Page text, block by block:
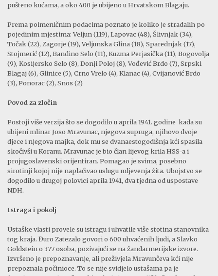
pušteno kućama, a oko 400 je ubijeno u Hrvatskom Blagaju.
Prema poimeničnim podacima poznato je koliko je stradalih po
pojedinim mjestima: Veljun (119), Lapovac (48), Šlivnjak (34),
Točak (22), Zagorje (19), Veljunska Glina (18), Sparednjak (17),
Stojmerić (12), Bandino Selo (11), Kuzma Perjasička (11), Bogovolja
(9), Kosijersko Selo (8), Donji Poloj (8), Vođević Brdo (7), Srpski
Blagaj (6), Glinice (5), Crno Vrelo (4), Klanac (4), Cvijanović Brdo
(3), Ponorac (2), Snos (2)
Povod za zločin
Postoji više verzija što se dogodilo u aprila 1941. godine kada su
ubijeni mlinar Joso Mravunac, njegova supruga, njihovo dvoje
djece i njegova majka, dok mu se dvanaestogodišnja kći spasila
skočivši u Koranu. Mravunac je bio član lijevog krila HSS-a i
projugoslavenski orijentiran. Pomagao je svima, posebno
sirotinji kojoj nije naplaćivao uslugu mljevenja žita. Ubojstvo se
dogodilo u drugoj polovici aprila 1941, dva tjedna od uspostave
NDH.
Istraga i pokolj
Ustaške vlasti provele su istragu i uhvatile više stotina stanovnika
tog kraja. Đuro Zatezalo govori o 600 uhvaćenih ljudi, a Slavko
Goldstein o 377 osoba, pozivajući se na žandarmerijske izvore.
Izvršeno je prepoznavanje, ali preživjela Mravunčeva kći nije
prepoznala počinioce. To se nije svidjelo ustašama pa je